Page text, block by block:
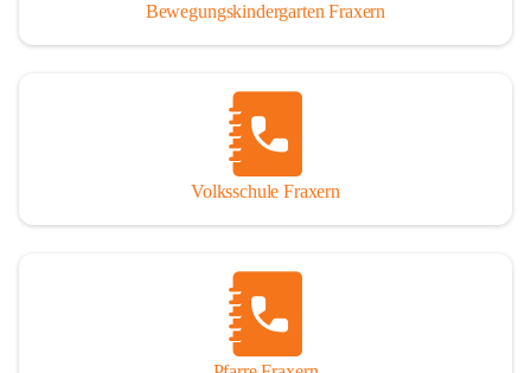
Bewegungskindergarten Fraxern
Volksschule Fraxern